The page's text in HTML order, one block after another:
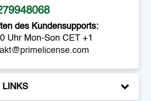
des Kundensupports:
Uhr Mon-Son CET +1
LINKS